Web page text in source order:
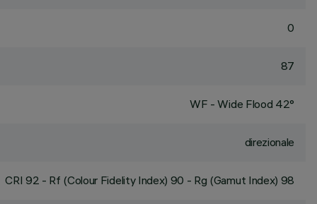
0
87
WF - Wide Flood 42°
direzionale
CRI 92 - Rf (Colour Fidelity Index) 90 - Rg (Gamut Index) 98